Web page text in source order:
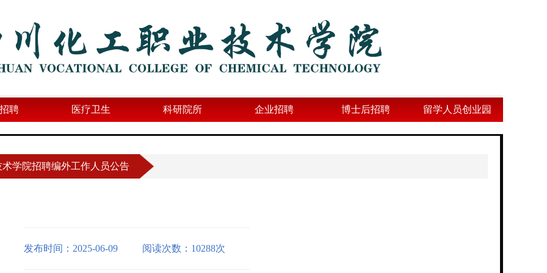
聘 医疗卫生 科研院所 企业招聘 博士后招聘 留学人员创业园
学院招聘编外工作人员公告
发布时间：2025-06-09 阅读次数：10288次